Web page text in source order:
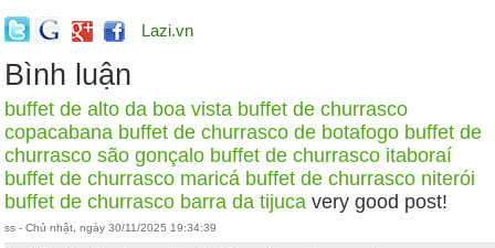
Lazi.vn
Bình luận
buffet de alto da boa vista buffet de churrasco
copacabana buffet de churrasco de botafogo buffet de
churrasco são gonçalo buffet de churrasco itaboraí
buffet de churrasco maricá buffet de churrasco niterói
buffet de churrasco barra da tijuca very good post!
ss - Chủ nhật, ngày 30/11/2025 19:34:39